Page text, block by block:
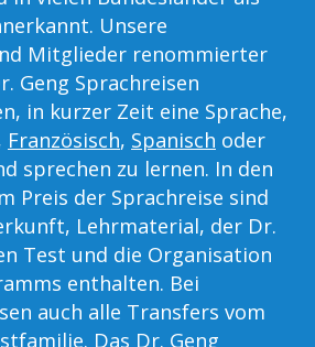
Unsere
Mitglieder renommierter
Geng Sprachreisen
in kurzer Zeit eine Sprache,
Französisch, Spanisch oder
sprechen zu lernen. In den
Preis der Sprachreise sind
Lehrmaterial, der Dr.
Test und die Organisation
enthalten. Bei
auch alle Transfers vom
Das Dr. Geng